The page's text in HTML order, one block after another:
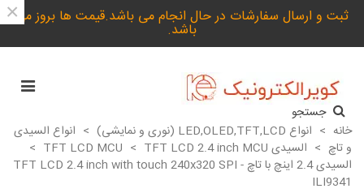
ثبت و ارسال سفارشات در حال انجام می باشد.قیمت ها بروز می
باشد.
×
جستجو
خانه > انواع LED,OLED,TFT,LCD (نوری و نمایشی) > انواع السیدی
و تاچ > السیدی TFT LCD MCU > TFT LCD 2.4 inch MCU
>
السیدی 2.4 اینچ با تاچ TFT LCD 2.4 inch with touch 240x320 SPI -
ILI9341